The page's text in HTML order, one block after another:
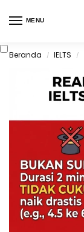
MENU
Beranda / IELTS /